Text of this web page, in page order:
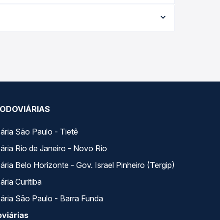
melhor oferta para o seu roteiro.
São Paulo - Tietê
Rio de Janeiro - Novo Rio
Belo Horizonte - Gov. Israel Pinheiro (Tergip)
Curitiba
São Paulo - Barra Funda